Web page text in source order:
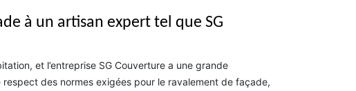
à un artisan expert tel que SG
et l’entreprise SG Couverture a une grande
des normes exigées pour le ravalement de façade,